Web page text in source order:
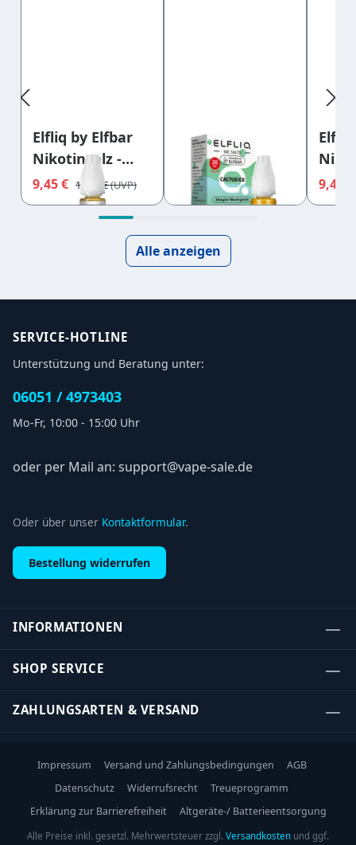
Elfliq by Elfbar
Nikotinsalz -
Blackberry
Cherry - Liquid
9,45 € 11,95 €
Elfliq by Elfbar
Nikotinsalz -
Cactus Ice -
Liquid 20mg
9,95 € 9,45
Alle anzeigen
SERVICE-HOTLINE
Unterstützung und Beratung unter:
06051 / 4973403
Mo-Fr, 10:00 - 15:00 Uhr
oder per Mail an: support@vape-sale.de
Oder über unser Kontaktformular.
Bestellung widerrufen
INFORMATIONEN
SHOP SERVICE
ZAHLUNGSARTEN & VERSAND
Impressum Versand und Zahlungsbedingungen
AGB
Datenschutz
Widerrufsrecht
Treueprogramm
Erklärung zur Barrierefreiheit
Altgeräte-/ Batterieentsorgung
Alle Preise inkl. gesetzl. Mehrwertsteuer zzgl. Versandkosten und ggf.